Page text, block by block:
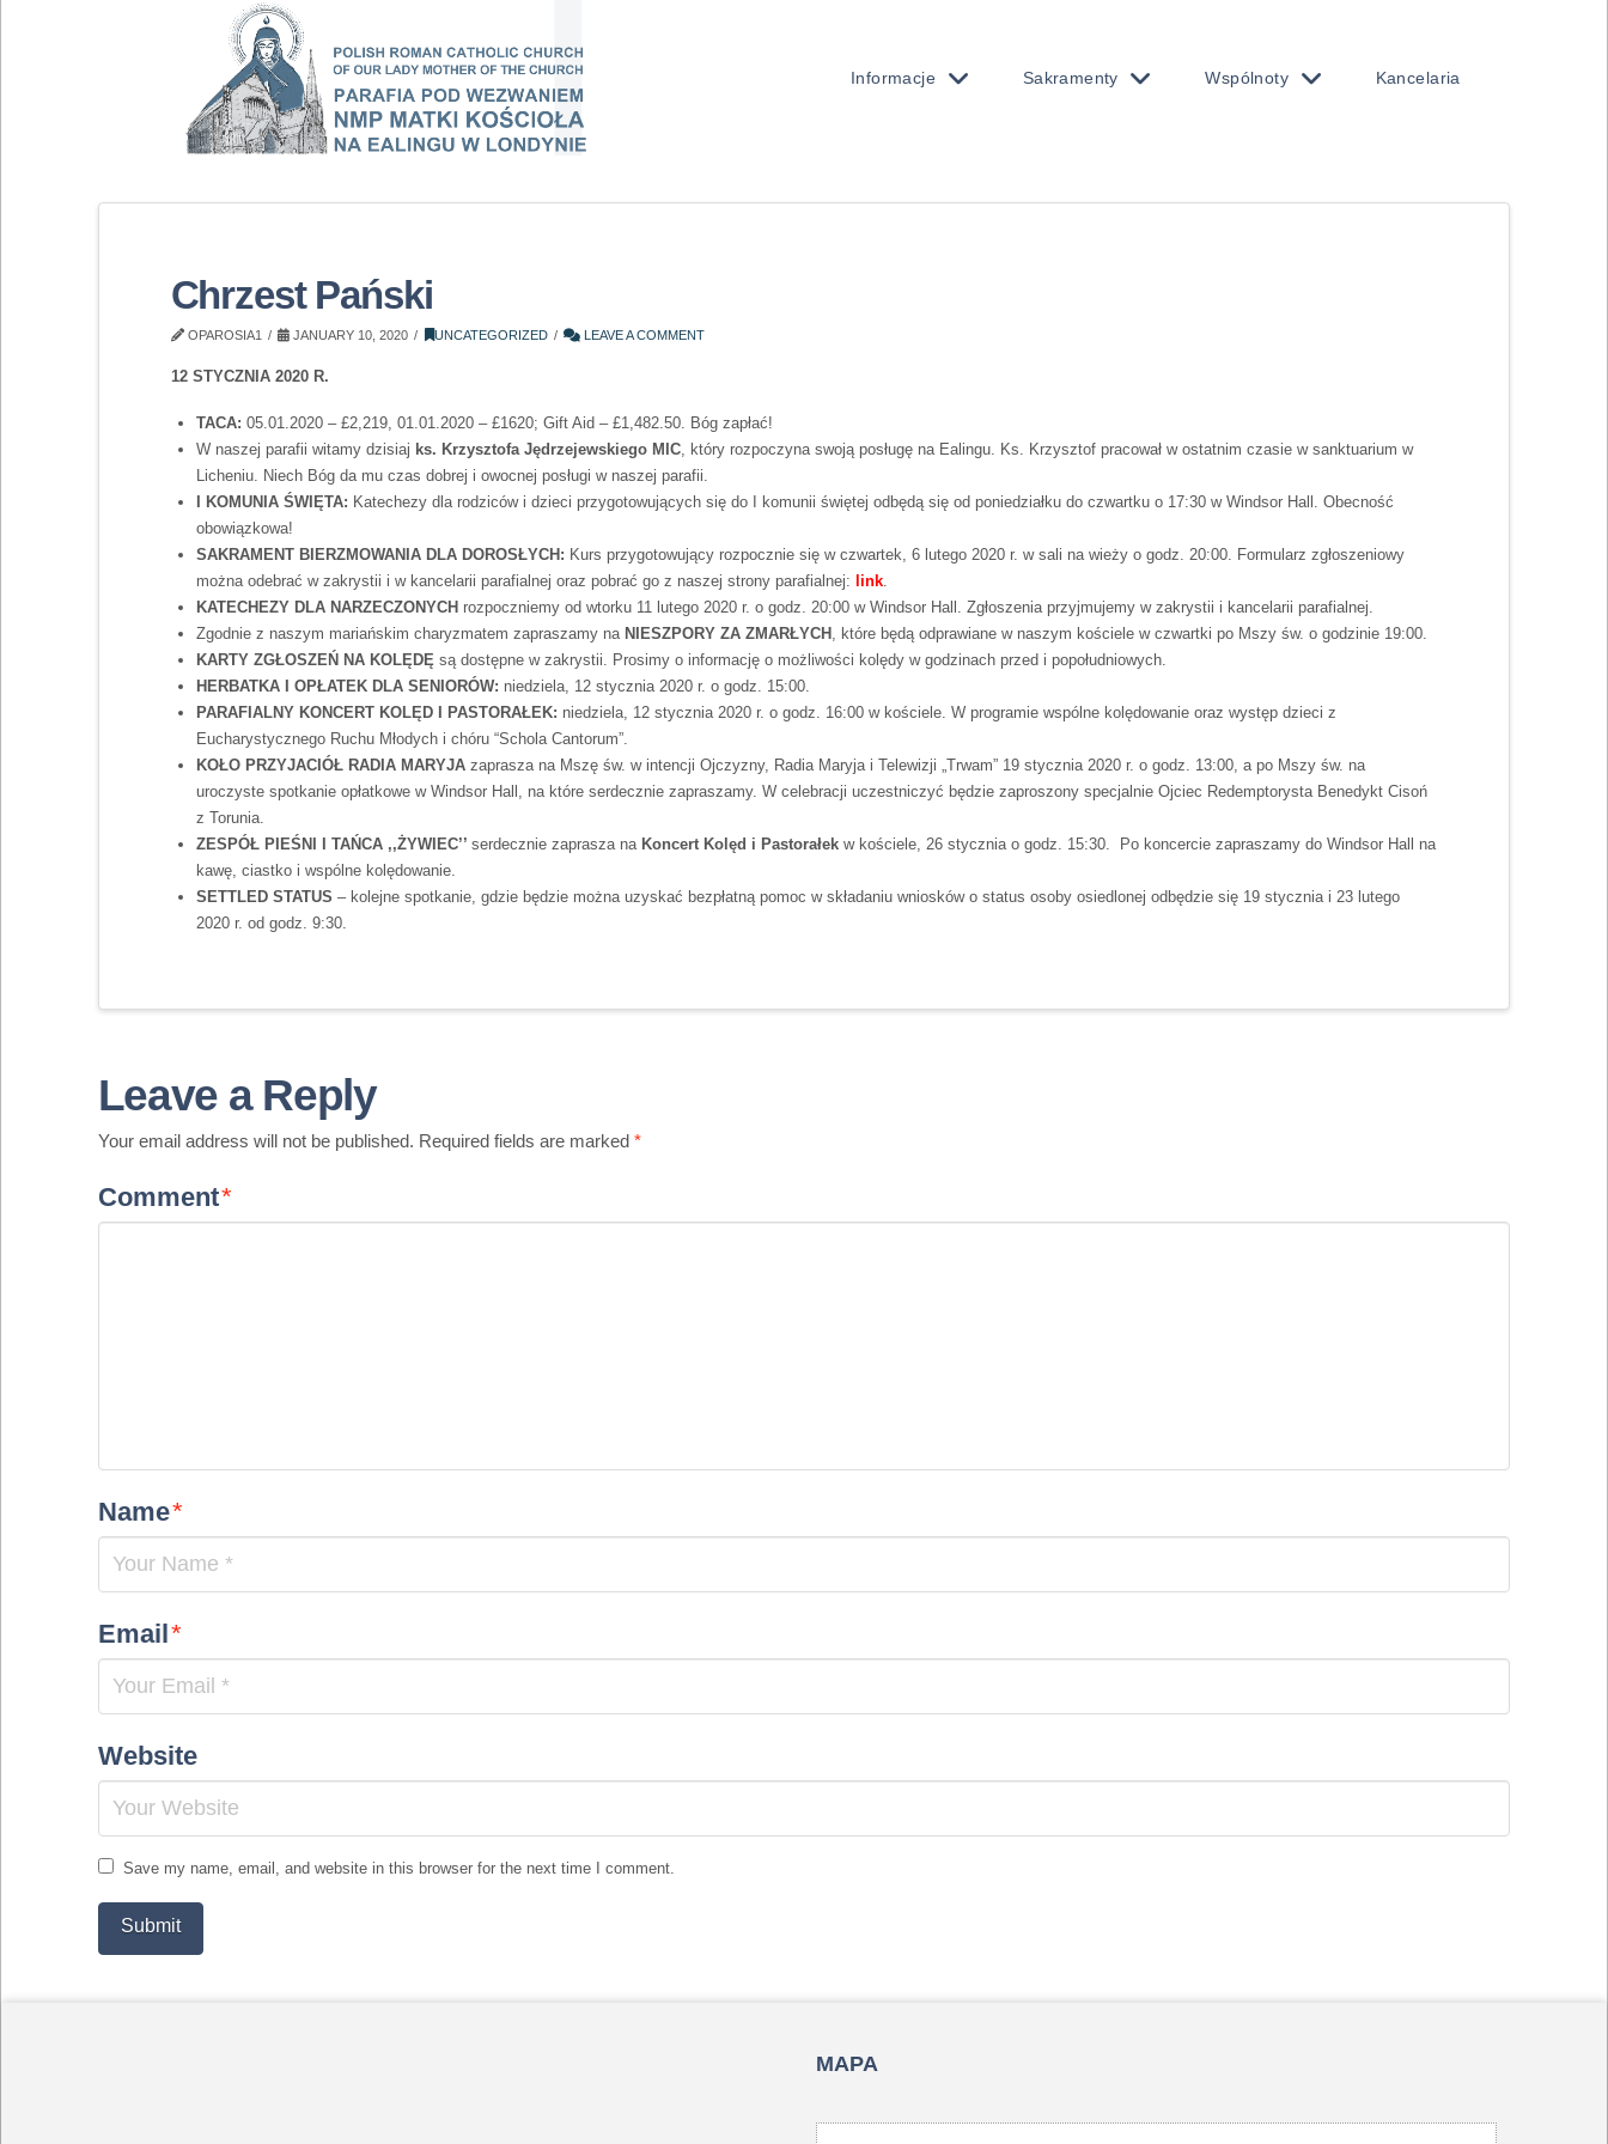
Informacje Sakramenty Wspólnoty Kancelaria
Chrzest Pański
OPAROSIA1 JANUARY 10, 2020 UNCATEGORIZED LEAVE A COMMENT
12 STYCZNIA 2020 R.
TACA:05.01.2020 – £2,219, 01.01.2020 – £1620; Gift Aid – £1,482.50. Bóg zapłać!
W naszej parafii witamy dzisiaj ks. Krzysztofa Jędrzejewskiego MIC, który rozpoczyna swoją posługę na Ealingu. Ks. Krzysztof pracował w ostatnim czasie w sanktuarium w
Licheniu. Niech Bóg da mu czas dobrej i owocnej posługi w naszej parafii.
I KOMUNIA ŚWIĘTA: Katechezy dla rodziców i dzieci przygotowujących się do I komunii świętej odbędą się od poniedziałku do czwartku o 17:30 w Windsor Hall. Obecność
obowiązkowa!
SAKRAMENT BIERZMOWANIA DLA DOROSŁYCH: Kurs przygotowujący rozpocznie się w czwartek, 6 lutego 2020 r. w sali na wieży o godz. 20:00. Formularz zgłoszeniowy
można odebrać w zakrystii i w kancelarii parafialnej oraz pobrać go z naszej strony parafialnej: link.
KATECHEZY DLA NARZECZONYCH rozpoczniemy od wtorku 11 lutego 2020 r. o godz. 20:00 w Windsor Hall. Zgłoszenia przyjmujemy w zakrystii i kancelarii parafialnej.
Zgodnie z naszym mariańskim charyzmatem zapraszamy na NIESZPORY ZA ZMARŁYCH , które będą odprawiane w naszym kościele w czwartki po Mszy św. o godzinie 19:00.
KARTY ZGŁOSZEŃ NA KOLĘDĘsą dostępne w zakrystii. Prosimy o informację o możliwości kolędy w godzinach przed i popołudniowych.
HERBATKA I OPŁATEK DLA SENIORÓW: niedziela, 12 stycznia 2020 r. o godz. 15:00.
PARAFIALNY KONCERT KOLĘD I PASTORAŁEK: niedziela, 12 stycznia 2020 r. o godz. 16:00 w kościele. W programie wspólne kolędowanie oraz występ dzieci z
Eucharystycznego Ruchu Młodych i chóru “Schola Cantorum”.
KOŁO PRZYJACIÓŁ RADIA MARYJAzaprasza na Mszę św. w intencji Ojczyzny, Radia Maryja i Telewizji „Trwam” 19 stycznia 2020 r. o godz. 13:00, a po Mszy św. na
uroczyste spotkanie opłatkowe w Windsor Hall, na które serdecznie zapraszamy. W celebracji uczestniczyć będzie zaproszony specjalnie Ojciec Redemptorysta Benedykt Cisoń
z Torunia.
ZESPÓŁ PIEŚNI I TAŃCA ,,ŻYWIEC’’serdecznie zaprasza na Koncert Kolęd i Pastorałekw kościele, 26 stycznia o godz. 15:30. Po koncercie zapraszamy do Windsor Hall na
kawę, ciastko i wspólne kolędowanie.
SETTLED STATUS– kolejne spotkanie, gdzie będzie można uzyskać bezpłatną pomoc w składaniu wniosków o status osoby osiedlonej odbędzie się 19 stycznia i 23 lutego
2020 r. od godz. 9:30.
Leave a Reply
Your email address will not be published. Required fields are marked *
Comment*
Name*
Email*
Website
Save my name, email, and website in this browser for the next time I comment.
MAPA